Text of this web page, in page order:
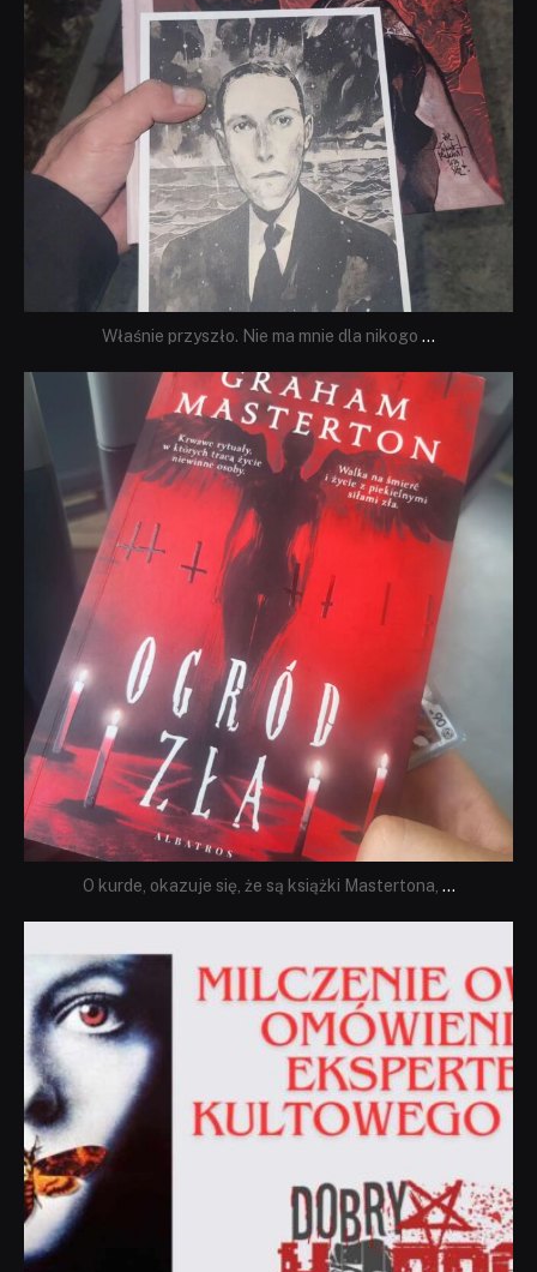
Właśnie przyszło. Nie ma mnie dla nikogo ...
dobryhorror
Sie 23
O kurde, okazuje się, że są książki Mastertona, ...